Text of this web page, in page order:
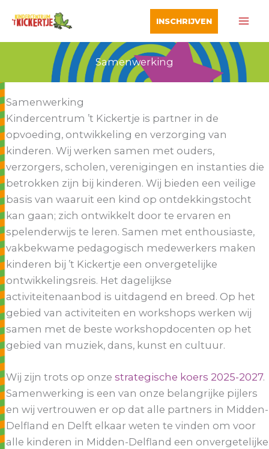
naar
de
INSCHRIJVEN
Samenwerking
Samenwerking
Kindercentrum ’t Kickertje is partner in de
opvoeding, ontwikkeling en verzorging van
kinderen. Wij werken samen met ouders,
verzorgers, scholen, verenigingen en instanties die
betrokken zijn bij kinderen. Wij bieden een veilige
basis van waaruit een kind op ontdekkingstocht
kan gaan; zich ontwikkelt door te ervaren en
spelenderwijs te leren. Samen met enthousiaste,
vakbekwame pedagogisch medewerkers maken
kinderen bij ’t Kickertje een onvergetelijke
ontwikkelingsreis. Het dagelijkse
activiteitenaanbod is uitdagend en breed. Op het
gebied van activiteiten en workshops werken wij
samen met de beste workshopdocenten op het
gebied van muziek, dans, kunst en cultuur.
Wij zijn trots op onze strategische koers 2025-2027.
Samenwerking is een van onze belangrijke pijlers
en wij vertrouwen er op dat alle partners in Midden-
Delfland en Delft elkaar weten te vinden om voor
alle kinderen in Midden-Delfland een onvergetelijke